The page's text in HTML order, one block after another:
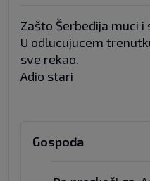
Zašto Šerbeđija muci i
U odlucujucem
sve rekao.
Adio stari
Gospođa